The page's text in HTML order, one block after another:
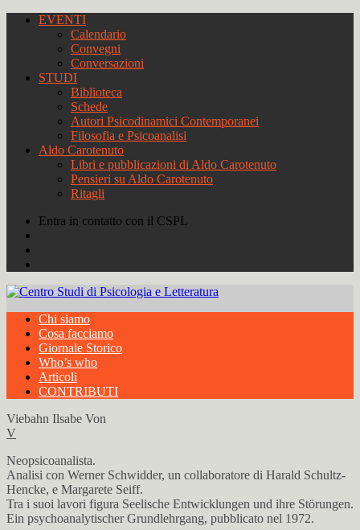
EVENTI
Calendario
Convegni
Conversazioni
STUDI
Biblioteca
Schede
Autori Psicodinamici Contemporanei
Filosofia e Psicoanalisi
Aldo Carotenuto
Libri e pubblicazioni di Aldo Carotenuto
Pensieri su Aldo Carotenuto
Ritagli
Entra in contatto con il CSPL
Chi siamo
Cosa facciamo
Giornale Storico
Who’s who
Articoli
CONTRIBUTI
Viebahn Ilsabe Von
V
Neopsicoanalista.
Analisi con Werner Schwidder, un collaboratore di Harald Schultz-
Hencke, e Margarete Seiff.
Tra i suoi lavori figura Seelische Entwicklungen und ihre Störungen.
Ein psychoanalytischer Grundlehrgang, pubblicato nel 1972.